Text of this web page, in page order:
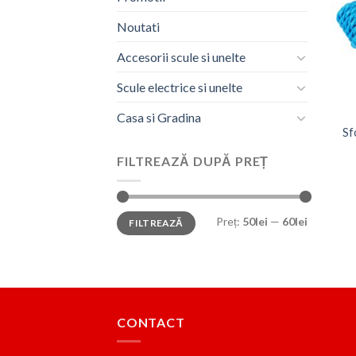
Noutati
Accesorii scule si unelte
Scule electrice si unelte
Casa si Gradina
FILTREAZĂ DUPĂ PREȚ
Preț
minim
Preț
maxim
FILTREAZĂ Preț: 50lei — 60lei
CONTACT